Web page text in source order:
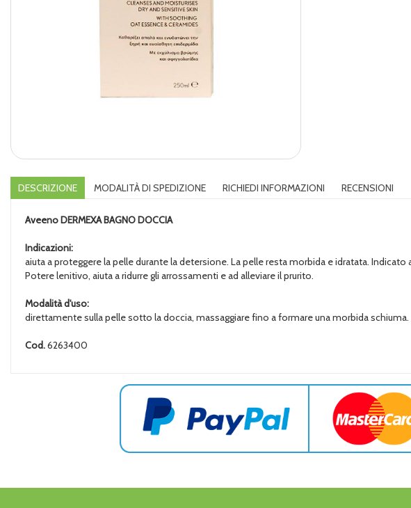
DESCRIZIONE MODALITÀ DI SPEDIZIONE RICHIEDI INFORMAZIONI RECENSIONI
AveenoDERMEXA BAGNO DOCCIA
Indicazioni:
aiuta a proteggere la pelle durante la detersione. La pelle resta morbida e idratata.
Potere lenitivo, aiuta a ridurre gli arrossamenti e ad alleviare il prurito.
Modalità d'uso:
direttamente sulla pelle sotto la doccia, massaggiare fino a formare una morbida schiuma.
Cod.6263400